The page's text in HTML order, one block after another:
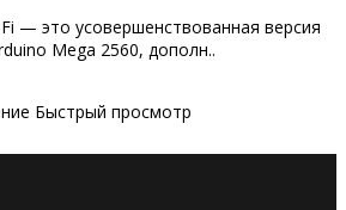
— это усовершенствованная версия
Mega 2560, дополн..
Быстрый просмотр